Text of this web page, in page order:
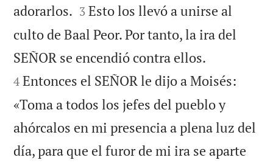
adorarlos. 

3 Esto los llevó a unirse al
culto de Baal Peor. Por tanto, la ira del
SEÑOR se encendió contra ellos.
4 Entonces el SEÑOR le dijo a Moisés:
«Toma a todos los jefes del pueblo y
ahórcalos en mi presencia a plena luz del
día, para que el furor de mi ira se aparte